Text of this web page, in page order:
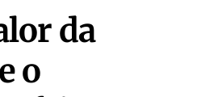
da
o